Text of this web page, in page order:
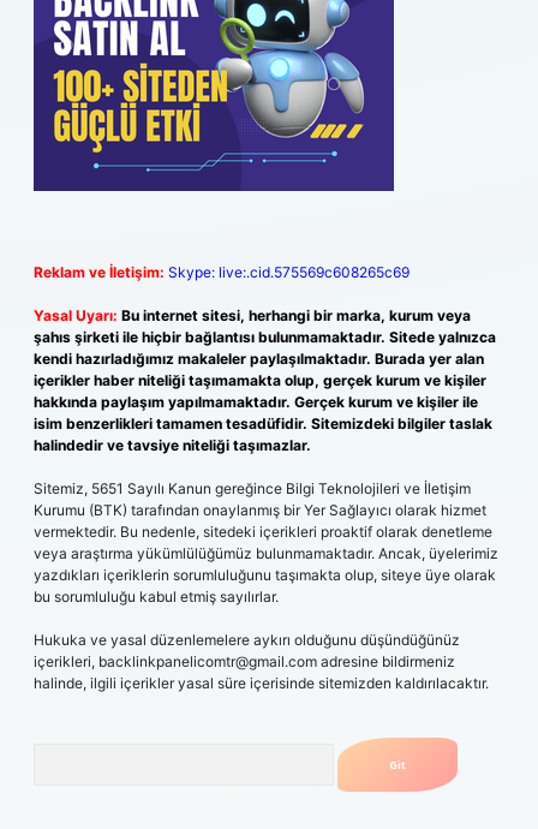
Reklam ve İletişim: Skype: live:.cid.575569c608265c69
Yasal Uyarı: Bu internet sitesi, herhangi bir marka, kurum veya
şahıs şirketi ile hiçbir bağlantısı bulunmamaktadır. Sitede yalnızca
kendi hazırladığımız makaleler paylaşılmaktadır. Burada yer alan
içerikler haber niteliği taşımamakta olup, gerçek kurum ve kişiler
hakkında paylaşım yapılmamaktadır. Gerçek kurum ve kişiler ile
isim benzerlikleri tamamen tesadüfidir. Sitemizdeki bilgiler taslak
halindedir ve tavsiye niteliği taşımazlar.
Sitemiz, 5651 Sayılı Kanun gereğince Bilgi Teknolojileri ve İletişim
Kurumu (BTK) tarafından onaylanmış bir Yer Sağlayıcı olarak hizmet
vermektedir. Bu nedenle, sitedeki içerikleri proaktif olarak denetleme
veya araştırma yükümlülüğümüz bulunmamaktadır. Ancak, üyelerimiz
yazdıkları içeriklerin sorumluluğunu taşımakta olup, siteye üye olarak
bu sorumluluğu kabul etmiş sayılırlar.
Hukuka ve yasal düzenlemelere aykırı olduğunu düşündüğünüz
içerikleri, backlinkpanelicomtr@gmail.com adresine bildirmeniz
halinde, ilgili içerikler yasal süre içerisinde sitemizden kaldırılacaktır.